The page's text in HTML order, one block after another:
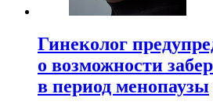
Гинеколог
о возможности
в период менопаузы